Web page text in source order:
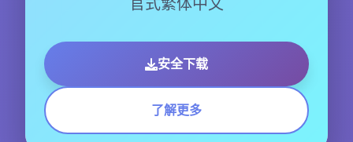
安全下载
了解更多